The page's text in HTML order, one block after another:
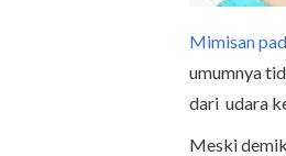
Mimisan
umumnya
dari udara
Meski